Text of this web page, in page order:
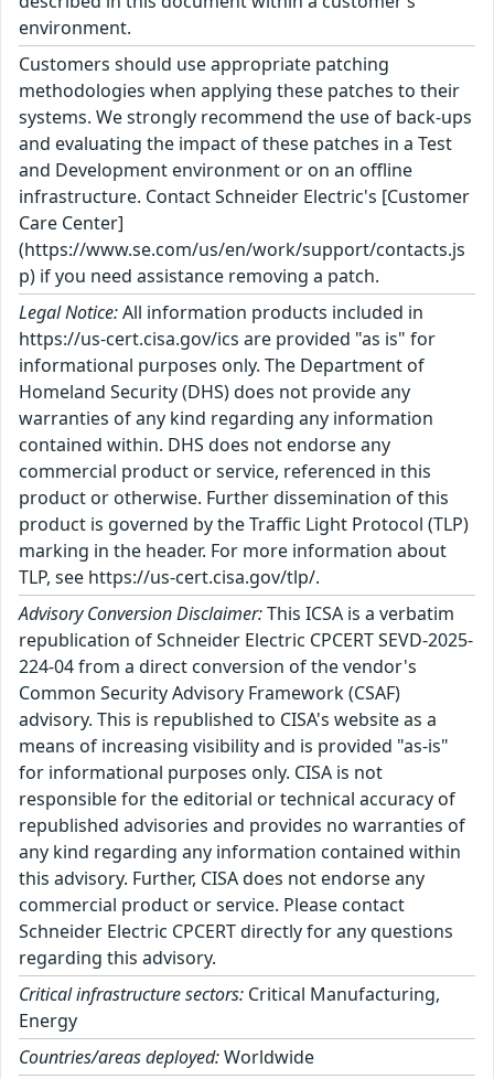
environment.
Customers should use appropriate patching
methodologies when applying these patches to their
systems. We strongly recommend the use of back-ups
and evaluating the impact of these patches in a Test
and Development environment or on an offline
infrastructure. Contact Schneider Electric's [Customer
Care Center]
(https://www.se.com/us/en/work/support/contacts.js
p) if you need assistance removing a patch.
Legal Notice:All information products included in
https://us-cert.cisa.gov/ics are provided "as is" for
informational purposes only. The Department of
Homeland Security (DHS) does not provide any
warranties of any kind regarding any information
contained within. DHS does not endorse any
commercial product or service, referenced in this
product or otherwise. Further dissemination of this
product is governed by the Traffic Light Protocol (TLP)
marking in the header. For more information about
TLP, see https://us-cert.cisa.gov/tlp/.
Advisory Conversion Disclaimer:This ICSA is a verbatim
republication of Schneider Electric CPCERT SEVD-2025-
224-04 from a direct conversion of the vendor's
Common Security Advisory Framework (CSAF)
advisory. This is republished to CISA's website as a
means of increasing visibility and is provided "as-is"
for informational purposes only. CISA is not
responsible for the editorial or technical accuracy of
republished advisories and provides no warranties of
any kind regarding any information contained within
this advisory. Further, CISA does not endorse any
commercial product or service. Please contact
Schneider Electric CPCERT directly for any questions
regarding this advisory.
Critical infrastructure sectors: Critical Manufacturing,
Energy
Countries/areas deployed:Worldwide